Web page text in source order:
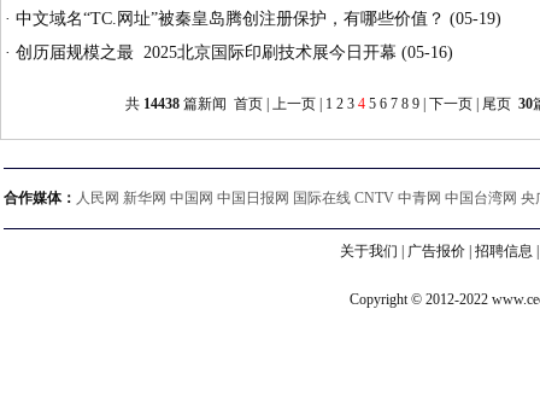
· 中文域名“TC.网址”被秦皇岛腾创注册保护，有哪些价值？ (05-19)
· 创历届规模之最 2025北京国际印刷技术展今日开幕 (05-16)
共 14438 篇新闻 首页 上一页 1 2 3 4 5 6 7 8 9 下一页 尾页 30
合作媒体： 人民网 新华网 中国网 中国日报网 国际在线 CNTV 中青网 中国台湾网
关于我们 广告报价 招聘信息
Copyright © 2012-2022